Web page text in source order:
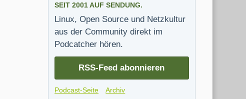
SEIT 2001 AUF SENDUNG.
Linux, Open Source und Netzkultur
aus der Community direkt im
Podcatcher hören.
RSS-Feed abonnieren
Podcast-Seite Archiv